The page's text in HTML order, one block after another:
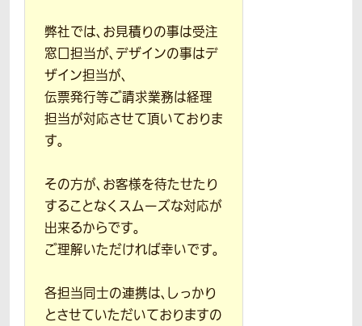
弊社では、お見積りの事は受注
窓口担当が、デザインの事はデ
ザイン担当が、
伝票発行等ご請求業務は経理
担当が対応させて頂いておりま
す。
その方が、お客様を待たせたり
することなくスムーズな対応が
出来るからです。
ご理解いただければ幸いです。
各担当同士の連携は、しっかり
とさせていただいておりますの